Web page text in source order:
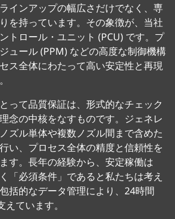
インアップの幅広さだけでなく、専
を持っています。その象徴が、当社
トロール・ユニット (PCU) です。プ
ュール (PPM) などの高度な制御機構
ス全体にわたって高い安定性と再現
って品質保証は、形式的なチェック
念の中核をなすものです。ジェネレ
ズル単体や複数ノズル間まで含めた
い、プロセス全体の精度と信頼性を
す。長年の経験から、安定稼働は
「必須条件」であると私たちは考え
括的なデータ管理により、24時間
ています。